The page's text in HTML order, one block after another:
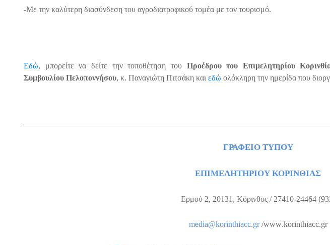
-Με την καλύτερη διασύνδεση του αγροδιατροφικού τομέα με τον τουρισμό.
Εδώ, μπορείτε να δείτε την τοποθέτηση του Προέδρου του Επιμελητηρίου
Συμβουλίου Πελοποννήσου, κ. Παναγιώτη Πιτσάκη και εδώ ολόκληρη την ημερίδα που
ΓΡΑΦΕΙΟ ΤΥΠΟΥ
ΕΠΙΜΕΛΗΤΗΡΙΟΥ ΚΟΡΙΝΘΙΑΣ
Ερμού 2, 20131, Κόρινθος / 27410-24464
media@korinthiacc.gr/www.korinthiacc.gr